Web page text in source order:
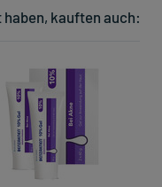
kauften auch: